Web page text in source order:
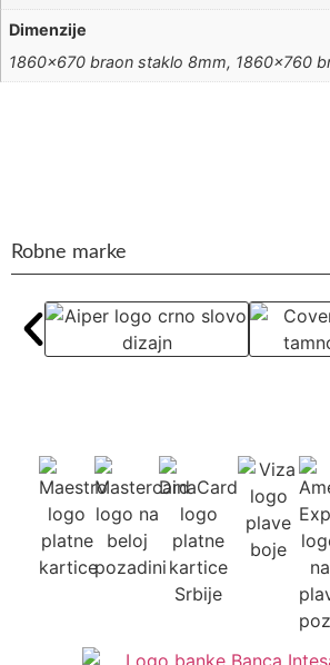
Dimenzije
1860×670 braon staklo 8mm, 1860×760
Robne marke